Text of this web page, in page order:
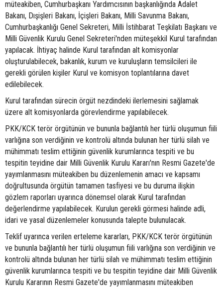
müteakiben, Cumhurbaşkanı Yardımcısının başkanlığında Adalet
Bakanı, Dışişleri Bakanı, İçişleri Bakanı, Milli Savunma Bakanı,
Cumhurbaşkanlığı Genel Sekreteri, Milli İstihbarat Teşkilatı Başkanı ve
Milli Güvenlik Kurulu Genel Sekreteri'nden müteşekkil Kurul tarafından
yapılacak. İhtiyaç halinde Kurul tarafından alt komisyonlar
oluşturulabilecek, bakanlık, kurum ve kuruluşların temsilcileri ile
gerekli görülen kişiler Kurul ve komisyon toplantılarına davet
edilebilecek.
Kurul tarafından sürecin örgüt nezdindeki ilerlemesini sağlamak
üzere alt komisyonlarda görevlendirme yapılabilecek.
PKK/KCK terör örgütünün ve bununla bağlantılı her türlü oluşumun fiili
varlığına son verdiğinin ve kontrolü altında bulunan her türlü silah ve
mühimmatı teslim ettiğinin güvenlik kurumlarınca tespiti ve bu
tespitin teyidine dair Milli Güvenlik Kurulu Kararı'nın Resmi Gazete'de
yayımlanmasını müteakiben bu düzenlemenin amacı ve kapsamı
doğrultusunda örgütün tamamen tasfiyesi ve bu duruma ilişkin
gözlem raporları uyarınca dönemsel olarak Kurul tarafından
değerlendirme yapılabilecek. Kurulun gerekli görmesi halinde adli,
idari ve yasal düzenlemeler konusunda talepte bulunulacak.
Teklif uyarınca verilen erteleme kararları, PKK/KCK terör örgütünün
ve bununla bağlantılı her türlü oluşumun fiili varlığına son verdiğinin ve
kontrolü altında bulunan her türlü silah ve mühimmatı teslim ettiğinin
güvenlik kurumlarınca tespiti ve bu tespitin teyidine dair Milli Güvenlik
Kurulu Kararının Resmi Gazete'de yayımlanmasını müteakiben